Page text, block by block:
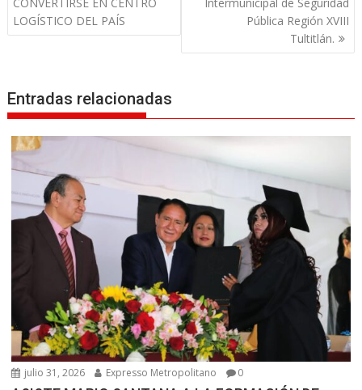
v
e
c
i
ó
n
d
e
e
r
d
s
LOGÍSTICO DEL PAÍS
Pública Región XVIII
Tultitlán.
Entradas relacionadas
julio 31, 2026 Expresso Metropolitano 0